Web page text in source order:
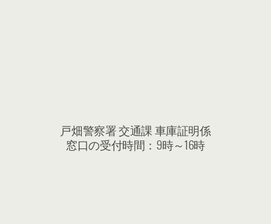
戸畑警察署 交通課 車庫証明係
窓口の受付時間：9時～16時